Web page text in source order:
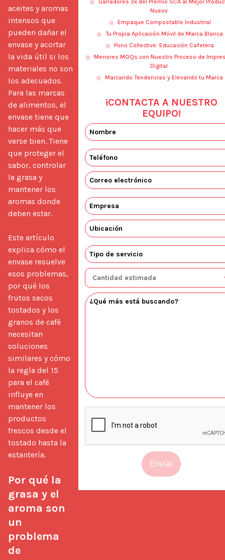
aceites y aromas
intensos que
pueden dañar el
envase y acortar
la vida útil si los
materiales no son
los adecuados.
Para las marcas
de alimentos, el
envase tiene que
hacer más que
verse bien. Tiene
que proteger el
sabor, controlar
la grasa y
mantener los
aromas donde
deben estar.
Este artículo
explica cómo el
envase resuelve
esos problemas,
por qué los
frutos secos
tostados y los
granos de café
necesitan
soluciones
similares y cómo
la regla del 15
para el café
influye en
mantener los
productos
frescos desde el
tostado hasta la
estantería.
Por qué la
grasa y el
aroma son
un
problema
de
Ganadores 3x del Premio SCA al Mejor
Nuevo
Empaque Compostable Industrial
Tu Propia Aplicación Móvil de Marca Blanca
Pono Collective: Educación Cafetera
Menores MOQs con Nuestro Proceso de
Digital
Marcando Tendencias y Elevando tu Marca
¡CONTACTA A NUESTRO
EQUIPO!
Enviar